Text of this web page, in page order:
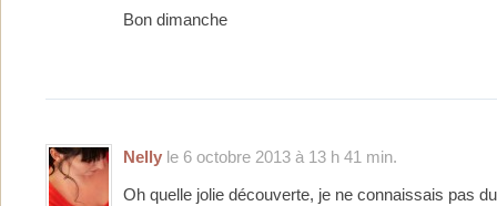
Bon dimanche
Nelly le 6 octobre 2013 à 13 h 41 min.
Oh quelle jolie découverte, je ne connaissais pas